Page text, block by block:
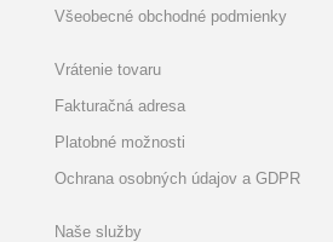
Všeobecné obchodné podmienky
Vrátenie tovaru
Fakturačná adresa
Platobné možnosti
Ochrana osobných údajov a GDPR
Naše služby